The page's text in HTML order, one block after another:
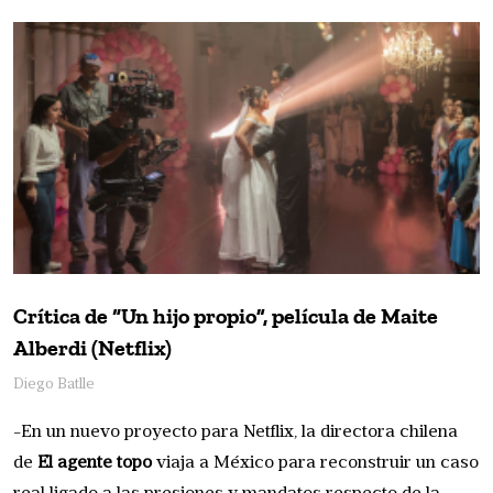
Crítica de “Un hijo propio”, película de Maite
Alberdi (Netflix)
Diego Batlle
-En un nuevo proyecto para Netflix, la directora chilena
de El agente topoviaja a México para reconstruir un caso